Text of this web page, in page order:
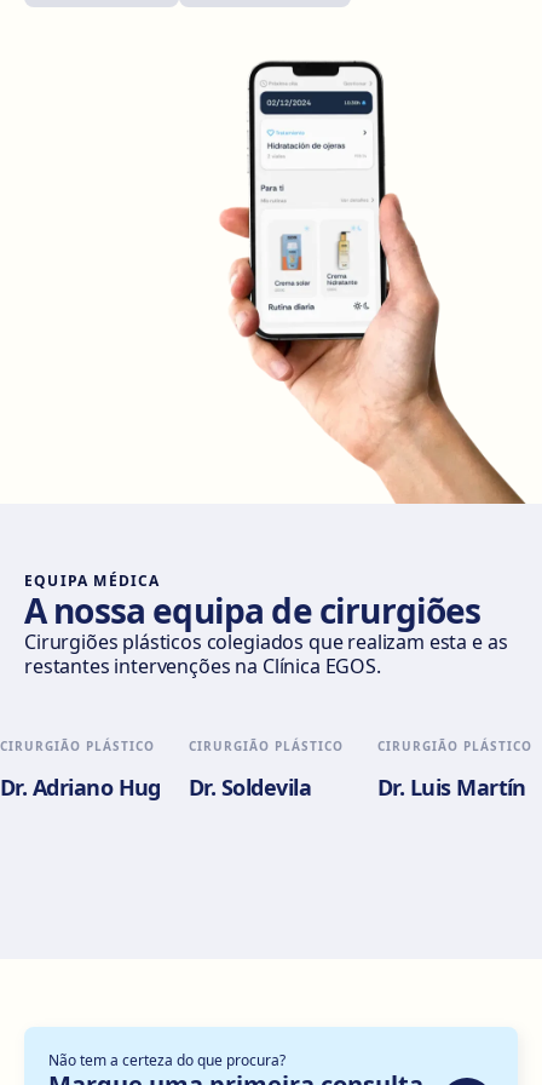
Calle de Sagasta, 3, 28004 Madrid
Ver clínica
Calle del Doctor Castelo, 20, Retiro, 28009 Madrid
Ver clínica
Madrid Castellana
Av. del General Perón, 20, 28020 Madrid
Valencia
Gran Via del Marqués del Túria, 82, L'Eixample, 46005
Alicante
Bilbao
EQUIPA MÉDICA
A nossa equipa de cirurgiões
Cirurgiões plásticos colegiados que realizam esta e as
restantes intervenções na Clínica EGOS.
CIRURGIÃO PLÁSTICO
Dr. Adriano Hug
CIRURGIÃO PLÁSTICO
Dr. Soldevila
CIRURGIÃO PLÁSTICO
Dr. Luis Martín
Não tem a certeza do que procura?